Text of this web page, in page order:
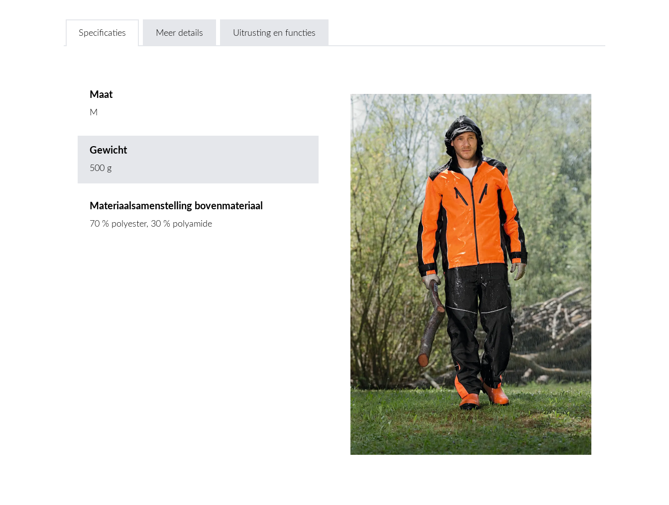
Specificaties Meer details Uitrusting en functies
Maat
M
Gewicht
500 g
Materiaalsamenstelling bovenmateriaal
70 % polyester, 30 % polyamide